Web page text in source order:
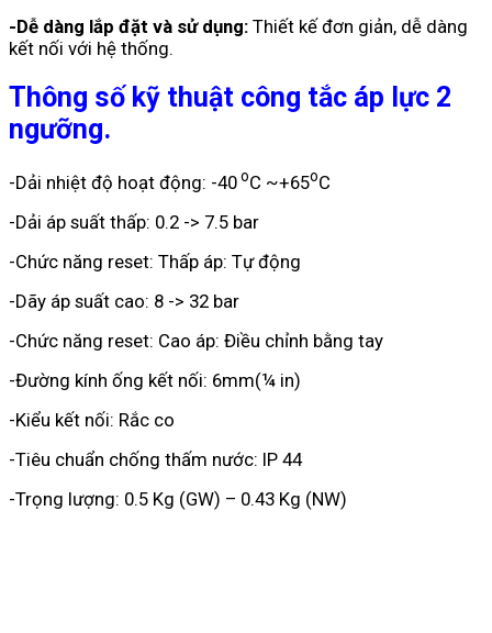
-Dễ dàng lắp đặt và sử dụng: Thiết kế đơn giản, dễ dàng
kết nối với hệ thống.
Thông số kỹ thuật công tắc áp lực 2
ngưỡng.
-Dải nhiệt độ hoạt động: -40oC ~+65oC
-Dải áp suất thấp: 0.2 -> 7.5 bar
-Chức năng reset: Thấp áp: Tự động
-Dãy áp suất cao: 8 -> 32 bar
-Chức năng reset: Cao áp: Điều chỉnh bằng tay
-Đường kính ống kết nối: 6mm(¼ in)
-Kiểu kết nối: Rắc co
-Tiêu chuẩn chống thấm nước: IP 44
-Trọng lượng: 0.5 Kg (GW) – 0.43 Kg (NW)